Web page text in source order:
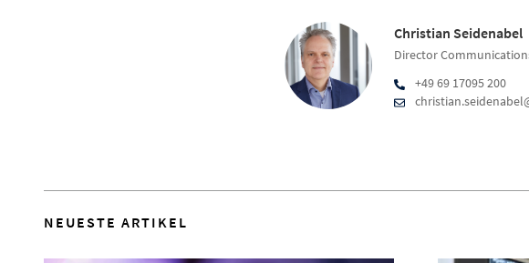
Christian Seidenabel
Director
+49 69 17095 200
NEUESTE ARTIKEL